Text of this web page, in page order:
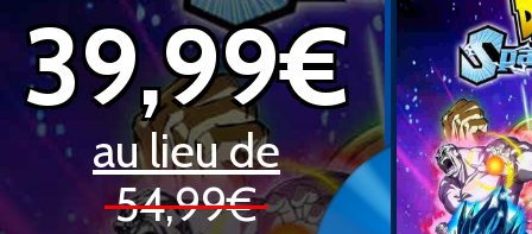
39,99€
au lieu de
54,99€